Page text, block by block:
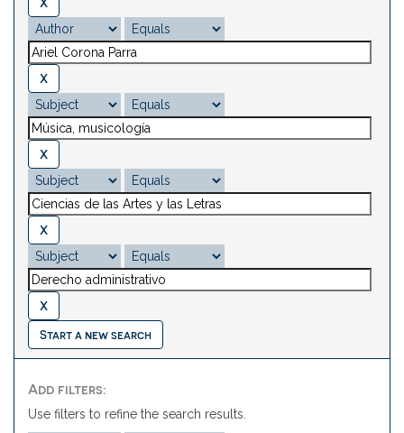
Start a new search
Add filters:
Use filters to refine the search results.